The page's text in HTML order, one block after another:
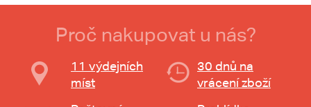
Proč nakupovat u nás?
11 výdejních
míst
30 dnů na
vrácení zboží